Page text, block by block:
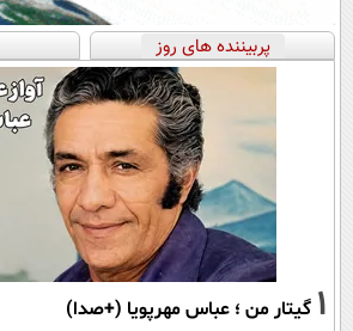
پربیننده های روز
1 گیتار من ؛ عباس مهرپویا (+صدا)